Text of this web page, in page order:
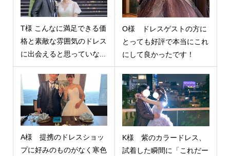
T様 こんなに満足できる価
格と素敵な雰囲気のドレス
に出会えると思っていな...
O様 ドレスゲストの方に
とっても好評で本当にこれ
にして良かったです！
A様 提携のドレスショッ
プに好みのものがなく寒色
K様 紫のカラードレス、
試着した瞬間に「これだー